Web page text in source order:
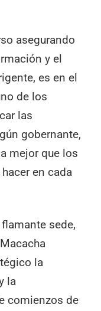
asegurando
y el
es en el
de los
las
gobernante,
mejor que los
en cada
sede,
la
la
comienzos de